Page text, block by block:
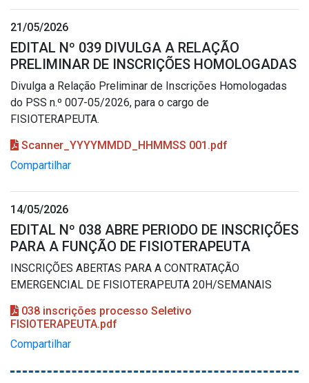
21/05/2026
EDITAL Nº 039 DIVULGA A RELAÇÃO
PRELIMINAR DE INSCRIÇÕES HOMOLOGADAS
Divulga a Relação Preliminar de Inscrições Homologadas
do PSS n.º 007-05/2026, para o cargo de
FISIOTERAPEUTA.
Scanner_YYYYMMDD_HHMMSS 001.pdf
Compartilhar
14/05/2026
EDITAL Nº 038 ABRE PERIODO DE INSCRIÇÕES
PARA A FUNÇÃO DE FISIOTERAPEUTA
INSCRIÇÕES ABERTAS PARA A CONTRATAÇÃO
EMERGENCIAL DE FISIOTERAPEUTA 20H/SEMANAIS
038 inscrições processo Seletivo
FISIOTERAPEUTA.pdf
Compartilhar